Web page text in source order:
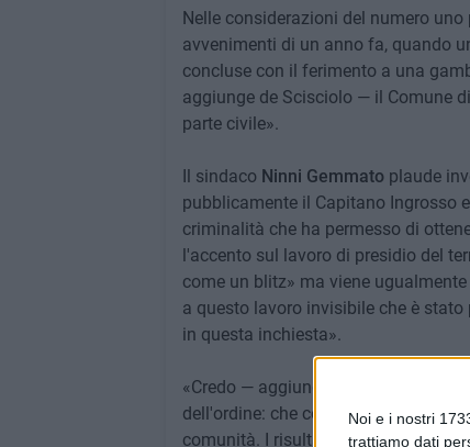
Noi e i nostri
trattiamo dati
Nelle considerazioni del numero
avvenimenti di un anno fa, quando
concluse con il ferimento a una
aggiunge de Scisciolo — il Comune
parte civile».
Il sindaco Ninni Gemmatoplaude
pubblicamente il Capitano Ingrosso
criminalità che ha permesso di
l'accento sul lavoro di presidio del
come un blitz» ma viene
a questo lavoro invisibile che è
in questa inchiesta».
«Credo — aggiunge Gemmato —
dell'ordine: che col loro apporto
comunità. I risultati conseguiti